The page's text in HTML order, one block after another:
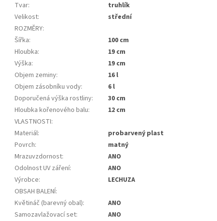
Tvar:
truhlík
Velikost:
střední
ROZMĚRY:
Šířka:
100 cm
Hloubka:
19 cm
Výška:
19 cm
Objem zeminy:
16 l
Objem zásobníku vody:
6 l
Doporučená výška rostliny:
30 cm
Hloubka kořenového balu:
12 cm
VLASTNOSTI:
Materiál:
probarvený plast
Povrch:
matný
Mrazuvzdornost:
ANO
Odolnost UV záření:
ANO
Výrobce:
LECHUZA
OBSAH BALENÍ:
Květináč (barevný obal):
ANO
Samozavlažovací set:
ANO